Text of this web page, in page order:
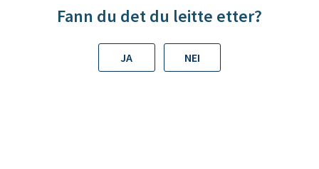
Fann du det du leitte etter?
JA NEI